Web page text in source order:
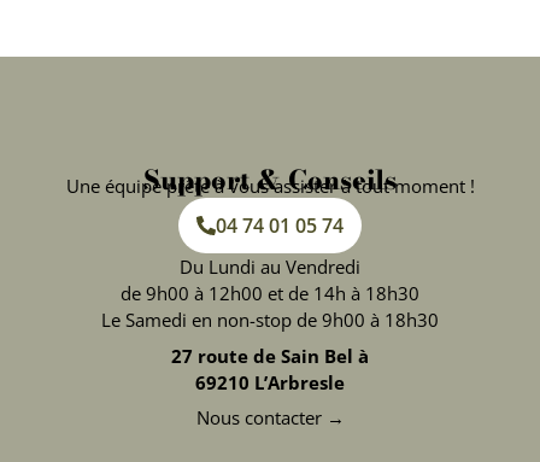
Support & Conseils
Une équipe prête à vous assister à tout moment !
04 74 01 05 74
Du Lundi au Vendredi
de 9h00 à 12h00 et de 14h à 18h30
Le Samedi en non-stop de 9h00 à 18h30
27 route de Sain Bel à
69210 L’Arbresle
Nous contacter →